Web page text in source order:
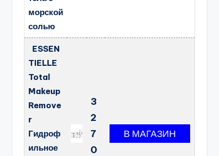
морской
солью
ESSEN
TIELLE
Total
Makeup
Remove
r
Гидроф
ильное
3
2
7
0